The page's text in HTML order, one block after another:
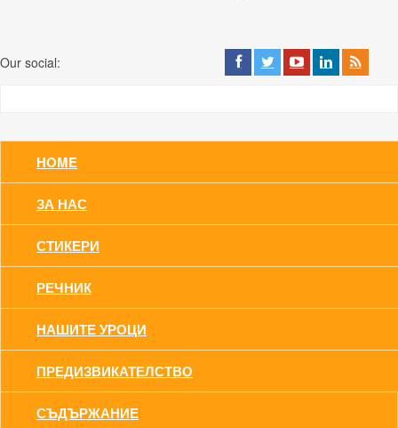
Our social:
HOME
ЗА НАС
СТИКЕРИ
РЕЧНИК
НАШИТЕ УРОЦИ
ПРЕДИЗВИКАТЕЛСТВО
СЪДЪРЖАНИЕ